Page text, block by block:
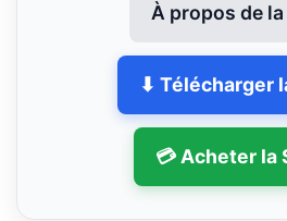
À propos de
⬇ Télécharger
💳 Acheter la